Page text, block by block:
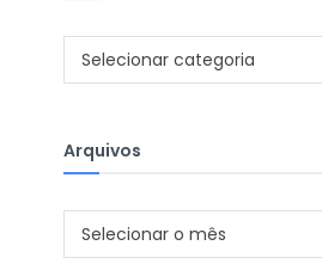
Categorias
Selecionar categoria
Arquivos
Arquivos
Selecionar o mês